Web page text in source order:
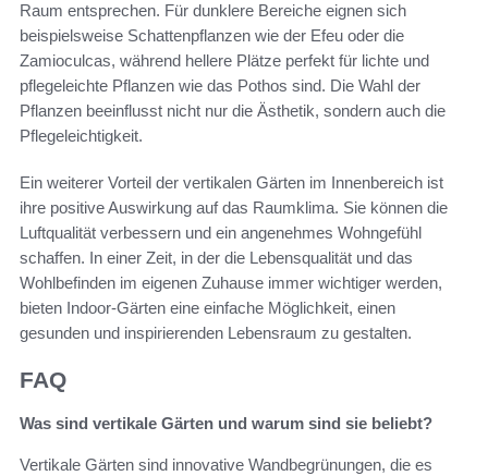
Raum entsprechen. Für dunklere Bereiche eignen sich
beispielsweise Schattenpflanzen wie der Efeu oder die
Zamioculcas, während hellere Plätze perfekt für lichte und
pflegeleichte Pflanzen wie das Pothos sind. Die Wahl der
Pflanzen beeinflusst nicht nur die Ästhetik, sondern auch die
Pflegeleichtigkeit.
Ein weiterer Vorteil der vertikalen Gärten im Innenbereich ist
ihre positive Auswirkung auf das Raumklima. Sie können die
Luftqualität verbessern und ein angenehmes Wohngefühl
schaffen. In einer Zeit, in der die Lebensqualität und das
Wohlbefinden im eigenen Zuhause immer wichtiger werden,
bieten Indoor-Gärten eine einfache Möglichkeit, einen
gesunden und inspirierenden Lebensraum zu gestalten.
FAQ
Was sind vertikale Gärten und warum sind sie beliebt?
Vertikale Gärten sind innovative Wandbegrünungen, die es